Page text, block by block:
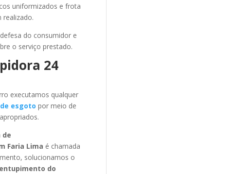
uniformizados e frota
realizado.
do consumidor e
o serviço prestado.
24
executamos qualquer
esgoto por meio de
de
Faria Lima é chamada
solucionamos o
do